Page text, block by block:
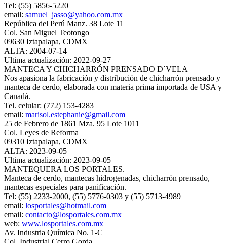
Tel: (55) 5856-5220
email: samuel_jasso@yahoo.com.mx
República del Perú Manz. 38 Lote 11
Col. San Miguel Teotongo
09630 Iztapalapa, CDMX
ALTA: 2004-07-14
Ultima actualización: 2022-09-27
MANTECA Y CHICHARRÓN PRENSADO D´VELA
Nos apasiona la fabricación y distribución de chicharrón prensado y
manteca de cerdo, elaborada con materia prima importada de USA y
Canadá.
Tel. celular: (772) 153-4283
email: marisol.estephanie@gmail.com
25 de Febrero de 1861 Mza. 95 Lote 1011
Col. Leyes de Reforma
09310 Iztapalapa, CDMX
ALTA: 2023-09-05
Ultima actualización: 2023-09-05
MANTEQUERA LOS PORTALES.
Manteca de cerdo, mantecas hidrogenadas, chicharrón prensado,
mantecas especiales para panificación.
Tel: (55) 2233-2000, (55) 5776-0303 y (55) 5713-4989
email: losportales@hotmail.com
email: contacto@losportales.com.mx
web: www.losportales.com.mx
Av. Industria Química No. 1-C